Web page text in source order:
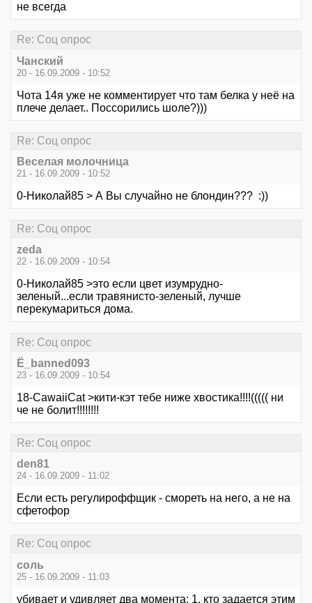
не всегда
Re: Соц опрос
Чанский
20 - 16.09.2009 - 10:52
Чота 14я уже не комментирует что там белка у неё на
плече делает.. Поссорились шоле?)))
Re: Соц опрос
Веселая молочница
21 - 16.09.2009 - 10:52
0-Николай85 > А Вы случайно не блондин??? :))
Re: Соц опрос
zeda
22 - 16.09.2009 - 10:54
0-Николай85 >это если цвет изумрудно-
зеленый...если травянисто-зеленый, лучше
перекумариться дома.
Re: Соц опрос
Ё_banned093
23 - 16.09.2009 - 10:54
18-CawaiiCat >кити-кэт тебе ниже хвостика!!!!((((( ни
че не болит!!!!!!!!
Re: Соц опрос
den81
24 - 16.09.2009 - 11:02
Если есть регулироффщик - смореть на него, а не на
сфетофор
Re: Соц опрос
соль
25 - 16.09.2009 - 11:03
убивает и удивляет два момента: 1. кто задается этим